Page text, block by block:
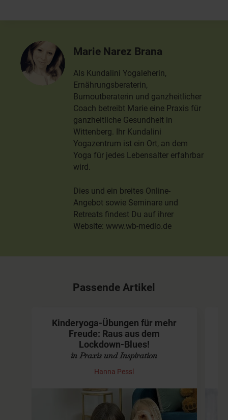
Marie Narez Brana
Als Kundalini Yogaleherin,
Ernährungsberaterin,
Burnoutberaterin und ganzheitlicher
Coach betreibt Marie eine Praxis für
ganzheitliche Gesundheit in
Wittenberg. Ihr Kundalini
Yogazentrum ist ein Ort, an dem
Yoga für jedes Lebensalter erfahrbar
wird.
Dies und ein breites Online-
Angebot sowie Seminare und
Retreats findest Du auf ihrer
Website: www.wb-medio.de
Passende Artikel
Kinderyoga-Übungen für mehr
Freude: Raus aus dem
Lockdown-Blues!
in Praxis und Inspiration
Hanna Pessl